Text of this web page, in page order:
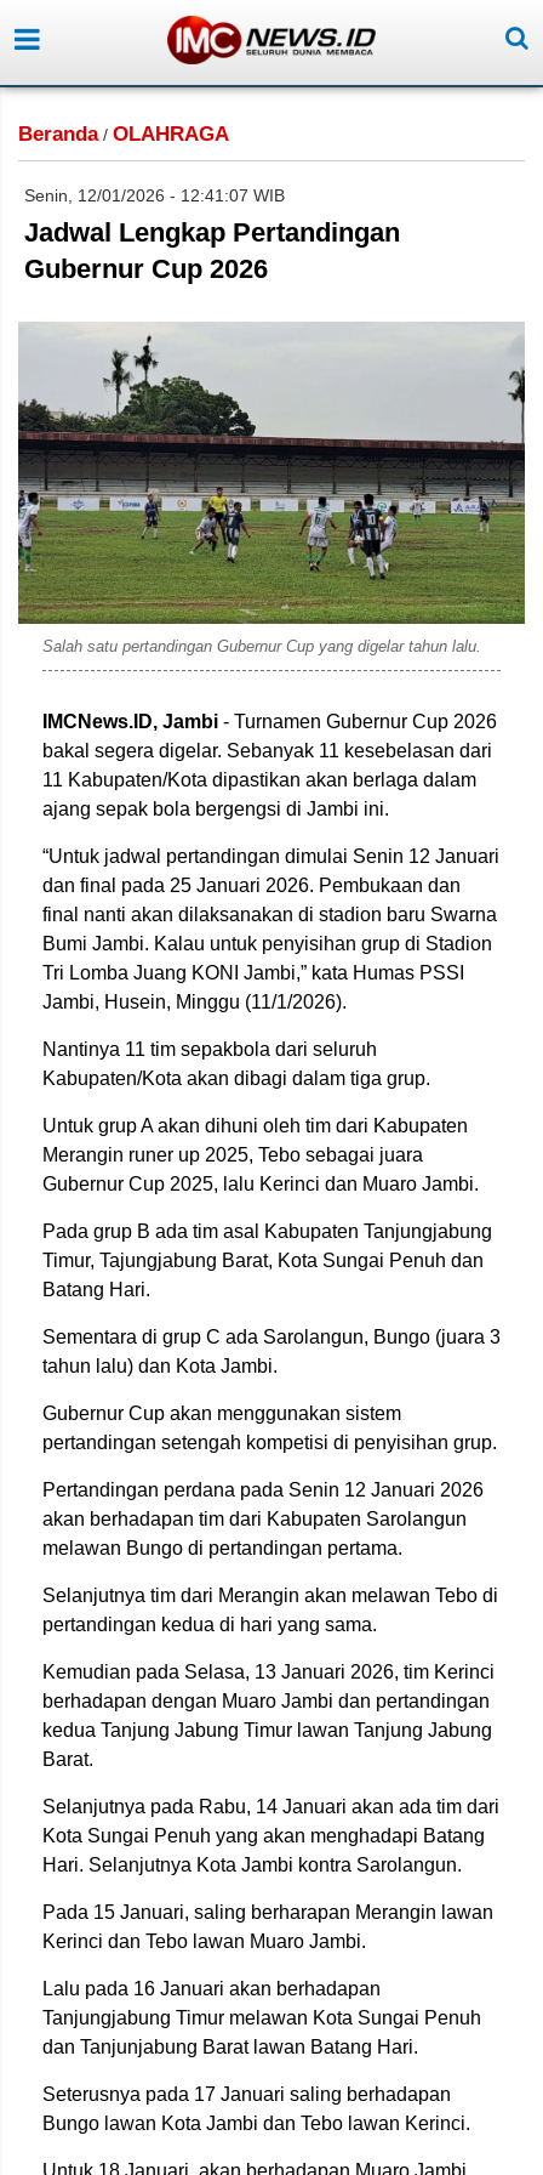
Beranda/ OLAHRAGA
Senin, 12/01/2026 - 12:41:07 WIB
Jadwal Lengkap Pertandingan
Gubernur Cup 2026
Salah satu pertandingan Gubernur Cup yang digelar tahun lalu.
IMCNews.ID, Jambi - Turnamen Gubernur Cup 2026
bakal segera digelar. Sebanyak 11 kesebelasan dari
11 Kabupaten/Kota dipastikan akan berlaga dalam
ajang sepak bola bergengsi di Jambi ini.
“Untuk jadwal pertandingan dimulai Senin 12 Januari
dan final pada 25 Januari 2026. Pembukaan dan
final nanti akan dilaksanakan di stadion baru Swarna
Bumi Jambi. Kalau untuk penyisihan grup di Stadion
Tri Lomba Juang KONI Jambi,” kata Humas PSSI
Jambi, Husein, Minggu (11/1/2026).
Nantinya 11 tim sepakbola dari seluruh
Kabupaten/Kota akan dibagi dalam tiga grup.
Untuk grup A akan dihuni oleh tim dari Kabupaten
Merangin runer up 2025, Tebo sebagai juara
Gubernur Cup 2025, lalu Kerinci dan Muaro Jambi.
Pada grup B ada tim asal Kabupaten Tanjungjabung
Timur, Tajungjabung Barat, Kota Sungai Penuh dan
Batang Hari.
Sementara di grup C ada Sarolangun, Bungo (juara 3
tahun lalu) dan Kota Jambi.
Gubernur Cup akan menggunakan sistem
pertandingan setengah kompetisi di penyisihan grup.
Pertandingan perdana pada Senin 12 Januari 2026
akan berhadapan tim dari Kabupaten Sarolangun
melawan Bungo di pertandingan pertama.
Selanjutnya tim dari Merangin akan melawan Tebo di
pertandingan kedua di hari yang sama.
Kemudian pada Selasa, 13 Januari 2026, tim Kerinci
berhadapan dengan Muaro Jambi dan pertandingan
kedua Tanjung Jabung Timur lawan Tanjung Jabung
Barat.
Selanjutnya pada Rabu, 14 Januari akan ada tim dari
Kota Sungai Penuh yang akan menghadapi Batang
Hari. Selanjutnya Kota Jambi kontra Sarolangun.
Pada 15 Januari, saling berharapan Merangin lawan
Kerinci dan Tebo lawan Muaro Jambi.
Lalu pada 16 Januari akan berhadapan
Tanjungjabung Timur melawan Kota Sungai Penuh
dan Tanjunjabung Barat lawan Batang Hari.
Seterusnya pada 17 Januari saling berhadapan
Bungo lawan Kota Jambi dan Tebo lawan Kerinci.